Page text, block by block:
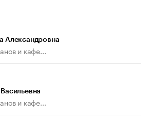
Александровна
и кафе...
и кафе...